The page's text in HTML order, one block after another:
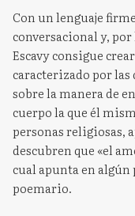
Con un lenguaje
conversacional y,
Escavy consigue
caracterizado por
sobre la manera de
cuerpo la que él
personas religiosas,
descubren que «el
cual apunta en algún
poemario.